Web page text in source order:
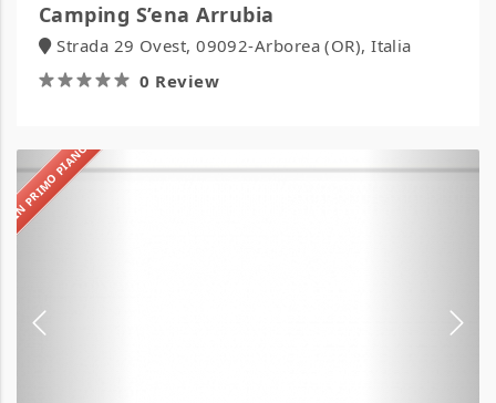
Camping S’ena Arrubia
Strada 29 Ovest, 09092-Arborea (OR), Italia
0 Review
IN PRIMO PIANO